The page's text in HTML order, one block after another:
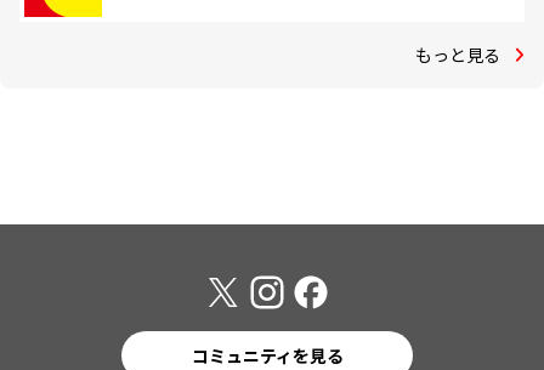
もっと見る
コミュニティを見る